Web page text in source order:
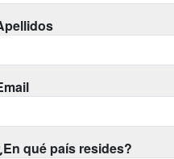
qué país resides?